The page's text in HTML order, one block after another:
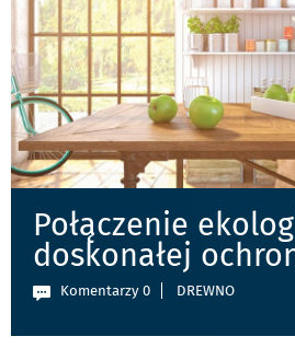
Połączenie
doskonałej
Komentarzy 0 DREWNO